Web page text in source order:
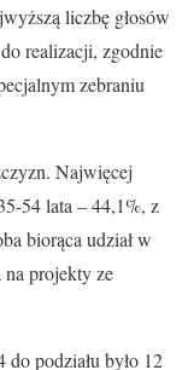
liczbę głosów
realizacji, zgodnie
zebraniu
Najwięcej
54 lata – 44,1%, z
biorąca udział w
na projekty ze
podziału było 12